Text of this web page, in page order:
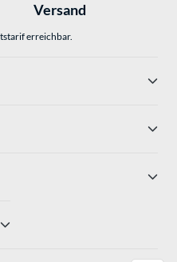
Versand
erreichbar.